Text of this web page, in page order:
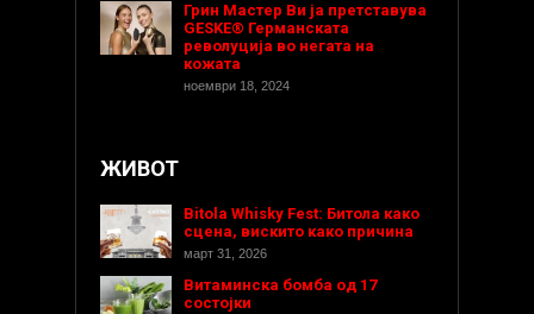
Грин Мастер Ви ја претставува
GESKE® Германската
револуција во негата на
кожата
ноември 18, 2024
ЖИВОТ
Bitola Whisky Fest: Битола како
сцена, вискито како причина
март 31, 2026
Витаминска бомба од 17
состојки